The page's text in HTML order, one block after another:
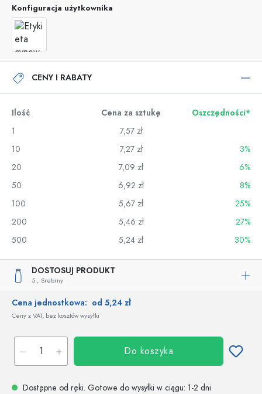
Konfiguracja użytkownika
CENY I RABATY
Ilość Cena za sztukę
Oszczędności*
1
7,57 zł
10
7,27 zł
3%
20
7,09 zł
6%
50
6,92 zł
8%
100
5,67 zł
25%
200
5,46 zł
27%
500
5,24 zł 30%
DOSTOSUJ PRODUKT
5 , Srebrny
Cena jednostkowa: od 5,24 zł
Ceny z VAT, bez kosztów wysyłki
Do koszyka
Dostępne od ręki. Gotowe do wysyłki w ciągu: 1-2 dni